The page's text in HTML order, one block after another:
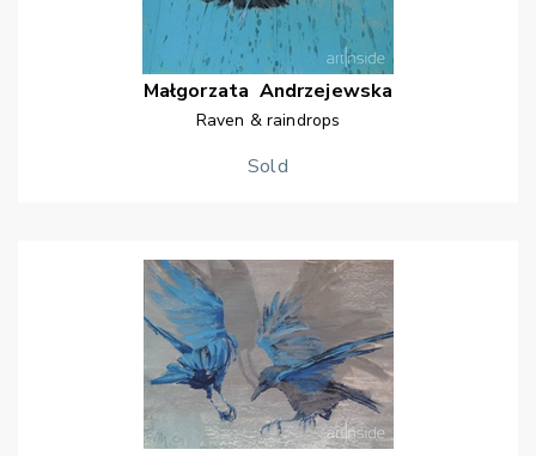
Małgorzata Andrzejewska
Raven & raindrops
Sold